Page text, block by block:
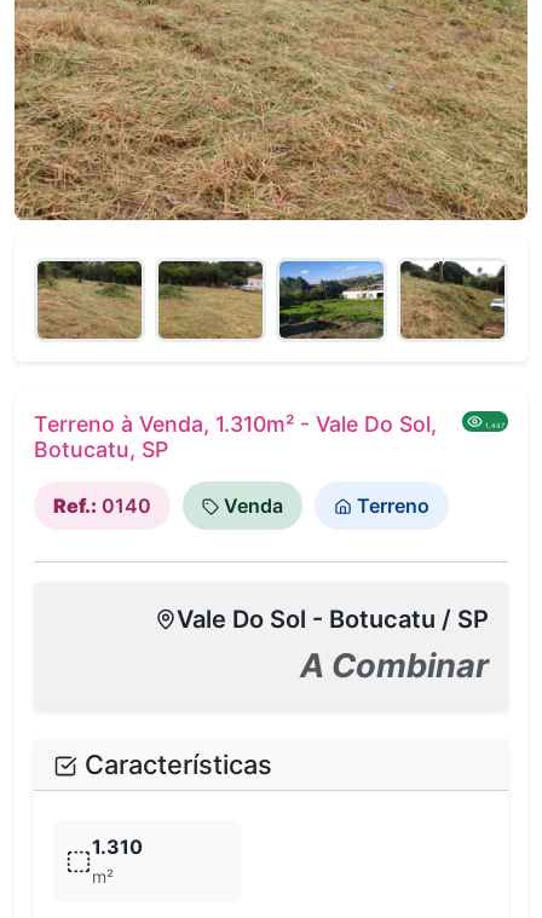
Terreno à Venda, 1.310m² - Vale Do Sol,
Botucatu, SP
1,447
Ref.: 0140 Venda Terreno
Vale Do Sol - Botucatu / SP
A Combinar
Características
1.310
m²